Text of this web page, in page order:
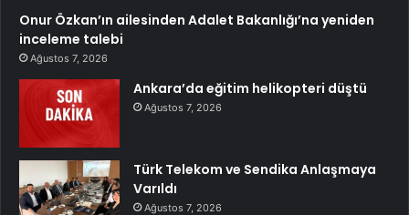
Onur Özkan’ın ailesinden Adalet Bakanlığı’na yeniden
inceleme talebi
Ağustos 7, 2026
Ankara’da eğitim helikopteri düştü
Ağustos 7, 2026
Türk Telekom ve Sendika Anlaşmaya
Varıldı
Ağustos 7, 2026